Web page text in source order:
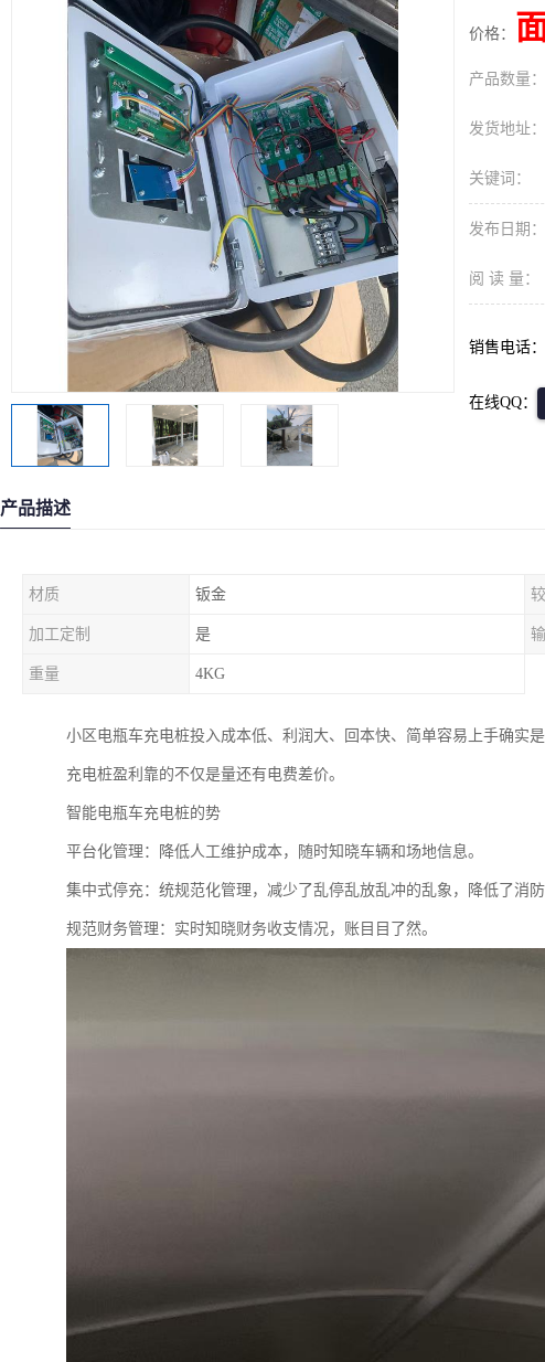
价格：
产品数量：
发货地址：
关键词：
发布日期：
阅 读 量：
销售电话：
在线QQ：
产品描述
材质 钣金
加工定制 是
重量 4KG
小区电瓶车充电桩投入成本低、利润大、回本快、简单容易上手确实
充电桩盈利靠的不仅是量还有电费差价。
智能电瓶车充电桩的势
平台化管理：降低人工维护成本，随时知晓车辆和场地信息。
集中式停充：统规范化管理，减少了乱停乱放乱冲的乱象，降低了消防
规范财务管理：实时知晓财务收支情况，账目目了然。